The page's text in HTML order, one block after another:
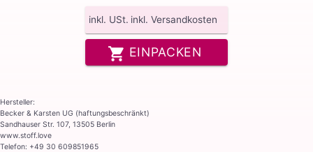
inkl. USt. inkl. Versandkosten
EINPACKEN
Hersteller:
Becker & Karsten UG (haftungsbeschränkt)
Sandhauser Str. 107, 13505 Berlin
www.stoff.love
Telefon: +49 30 609851965